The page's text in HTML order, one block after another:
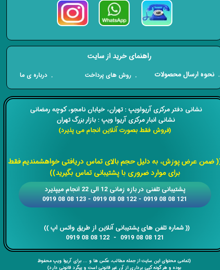
​​نشانی دفتر مرکزی آریواویپ : تهران، خیابان نامجو،کوچه رمضانی
نشانی انبار مرکزی آریوا ویپ : بازار بزرگ تهران
(فروش فقط بصورت آنلاین انجام می پذیرد)
ضمن عرض پوزش، به دلیل حجم بالای تماس دریافتی خواهشمندیم فقط
برای موارد ضروری با پشتیبانی تماس بگیرید))
​​​​​​​​​​​​​​(( ​​​​​​​شماره تلفن های پشتیبانی آنلاین از طریق واتس اپ ))
​​​​​​​121 08 08 0919 - 122 08 08 0919
​​پشتیبانی تلفنی در بازه زمانی 12 الی 22 انجام میپذیرد
121 08 08 0919 - 122 08 08 0919 - 123 08 08 0919
(تمامی محتوای این سایت از جمله مطالب، عکس ها و ... برای آریوا ویپ محفوظ
بوده و هر گونه کپی برداری از آن غیر قانونی است و پیگرد قانونی دارد)
راهنمای خرید از سایت
​. نحوه ارسال محصولات . روش های پرداخت . درباره ی ما